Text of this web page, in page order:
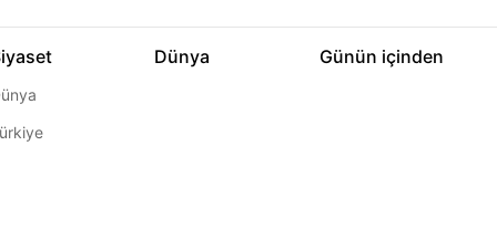
Dünya Günün içinden